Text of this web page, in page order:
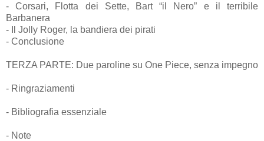
- Corsari, Flotta dei Sette, Bart “il Nero” e il terribile
Barbanera
- Il Jolly Roger, la bandiera dei pirati
- Conclusione
TERZA PARTE: Due paroline su One Piece, senza impegno
- Ringraziamenti
- Bibliografia essenziale
- Note